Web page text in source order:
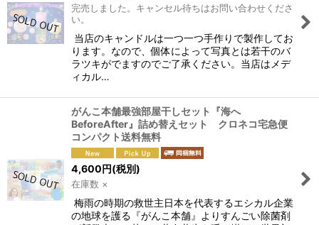
完売しました。キャンセル待ちはお問い合わせくださ
い。
当店のキャンドルは一つ一つ手作りで製作してお
ります。なので、個体によって写真とは若干のバ
ラツキがでますのでご了承ください。当店はメデ
ィカル…
がんこ本舗最強部屋干しセット『海へ
BeforeAfter』詰め替えセット クロネコ宅急便
コンパクト送料無料
4,600円(税別)
在庫数 ×
梅雨の時期の救世主日本を代表するエシカル企業
の地球を護る『がんこ本舗』よりすんごい除菌剤